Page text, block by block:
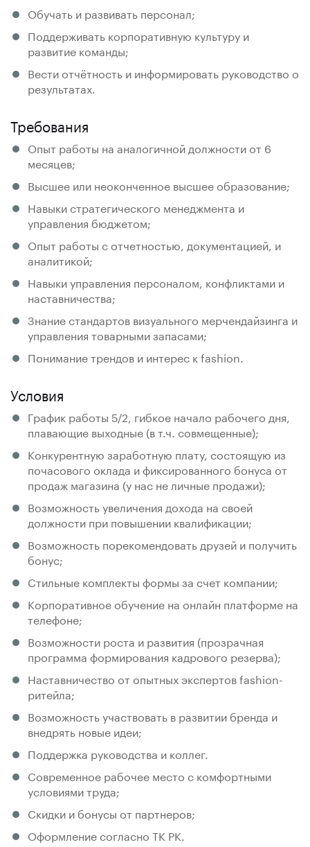
Обучать и развивать персонал;
Поддерживать корпоративную культуру и
развитие команды;
Вести отчётность и информировать руководство о
результатах.
Требования
Опыт работы на аналогичной должности от 6
месяцев;
Высшее или неоконченное высшее образование;
Навыки стратегического менеджмента и
управления бюджетом;
Опыт работы с отчетностью, документацией, и
аналитикой;
Навыки управления персоналом, конфликтами и
наставничества;
Знание стандартов визуального мерчендайзинга и
управления товарными запасами;
Понимание трендов и интерес к fashion.
Условия
График работы 5/2, гибкое начало рабочего дня,
плавающие выходные (в т.ч. совмещенные);
Конкурентную заработную плату, состоящую из
почасового оклада и фиксированного бонуса от
продаж магазина (у нас не личные продажи);
Возможность увеличения дохода на своей
должности при повышении квалификации;
Возможность порекомендовать друзей и получить
бонус;
Стильные комплекты формы за счет компании;
Корпоративное обучение на онлайн платформе на
телефоне;
Возможности роста и развития (прозрачная
программа формирования кадрового резерва);
Наставничество от опытных экспертов fashion-
ритейла;
Возможность участвовать в развитии бренда и
внедрять новые идеи;
Поддержка руководства и коллег.
Современное рабочее место с комфортными
условиями труда;
Скидки и бонусы от партнеров;
Оформление согласно ТК РК.